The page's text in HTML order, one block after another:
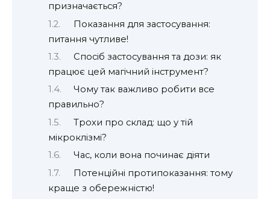
призначається?
Показання для застосування:
питання чутливе!
Спосіб застосування та дози: як
працює цей магічний інструмент?
Чому так важливо робити все
правильно?
Трохи про склад: що у тій
мікроклізмі?
Час, коли вона починає діяти
Потенційні протипоказання: тому
краще з обережністю!